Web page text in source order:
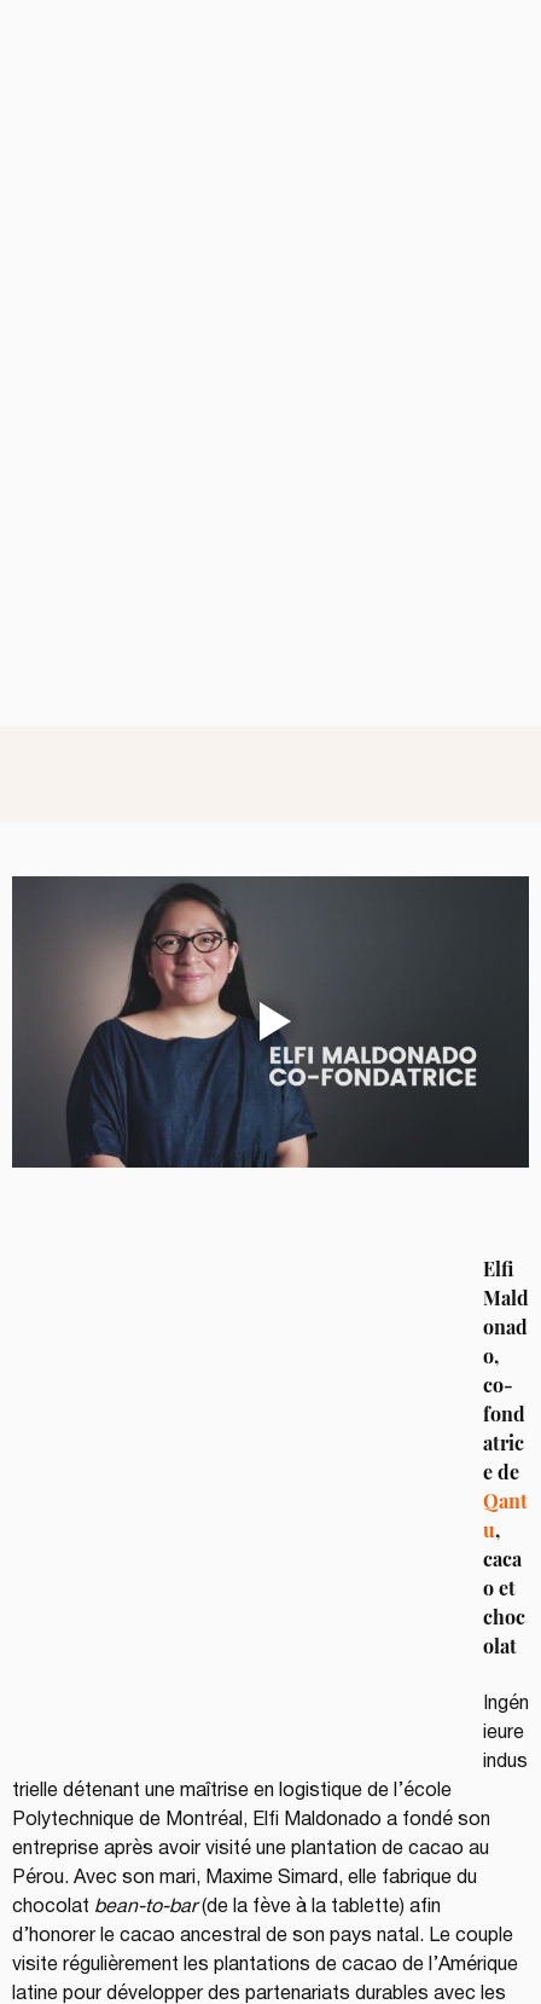
Elfi
Mald
onad
o,
co-
fond
atric
e de
Qant
u,
caca
o et
choc
olat
Ingén
ieure
indus
trielle détenant une maîtrise en logistique de l’école
Polytechnique de Montréal, Elfi Maldonado a fondé son
entreprise après avoir visité une plantation de cacao au
Pérou. Avec son mari, Maxime Simard, elle fabrique du
chocolat bean-to-bar (de la fève à la tablette) afin
d’honorer le cacao ancestral de son pays natal. Le couple
visite régulièrement les plantations de cacao de l’Amérique
latine pour développer des partenariats durables avec les